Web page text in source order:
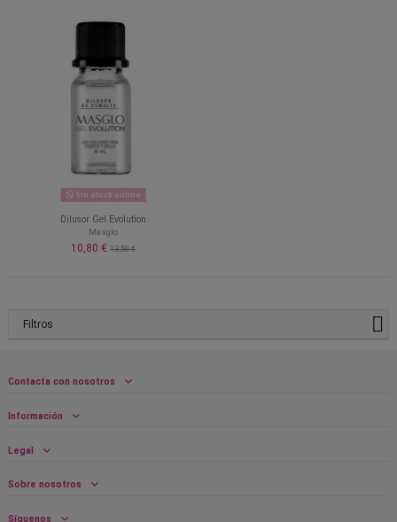
Sin stock online
Dilusor Gel Evolution
Masglo
10,80 € 13,50 €
Filtros
Contacta con nosotros
Información
Legal
Sobre nosotros
Síguenos